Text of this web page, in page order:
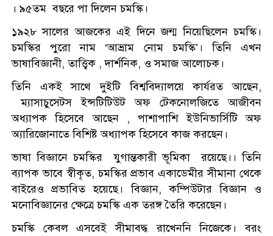
। ৯৫তম বছরে পা দিলেন চমস্কি।
১৯২৮ সালের আজকের এই দিনে জন্ম নিয়েছিলেন চমস্কি।
চমস্কির পুরো নাম ‘আভ্রাম নোম চমস্কি’। তিনি এখন
ভাষাবিজ্ঞানী, তাত্ত্বিক , দার্শনিক, ও সমাজ আলোচক।
তিনি একই সাথে দুইটি বিশ্ববিদ্যালয়ে কার্যরত আছেন,
ম্যাসাচুসেটস ইন্সটিটিউট অফ টেকনোলজিতে আজীবন
অধ্যাপক হিসেবে আছেন , পাশাপাশি ইউনিভার্সিটি অফ
অ্যারিজোনাতে বিশিষ্ট অধ্যাপক হিসেবে কাজ করছেন।
ভাষা বিজ্ঞানে চমস্কির যুগান্তকারী ভূমিকা রয়েছে।। তিনি
ব্যাপক ভাবে স্বীকৃত, চমস্কির প্রভাব একাডেমীর সীমানা থেকে
বাইরেও প্রভাবিত হয়েছে। বিজ্ঞান, কম্পিউটার বিজ্ঞান ও
মনোবিজ্ঞানের ক্ষেত্রে চমস্কি এক তরঙ্গ তৈরি করেছেন।
চমস্কি কেবল এসবেই সীমাবদ্ধ রাখেননি নিজেকে। বরং